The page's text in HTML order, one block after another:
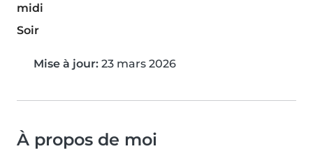
midi
Soir
Mise à jour: 23 mars 2026
À propos de moi